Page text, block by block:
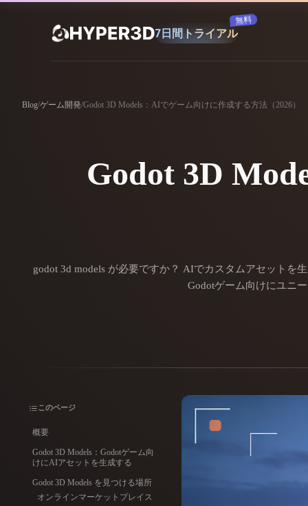
購読
AI画像リミックス AIテクスチャジ
ストーリー 研究 ブログ
Metaverse
プラグイン
Blog/ゲーム開発/Godot 3D Models：AIでゲーム向けに作成する方法（2026）
Godot 3D
godot 3d models が必要ですか？ AIでカスタムアセットを
Godotゲーム向けにユニ
このページ
概要
Godot 3D Models：Godotゲーム向
けにAIアセットを生成する
Godot 3D Models を見つける場所
オンラインマーケットプレイス